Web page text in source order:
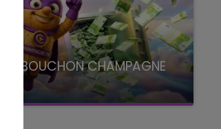
BOUCHON CHAMPAGNE
Famille Champagne FM, à 8H10